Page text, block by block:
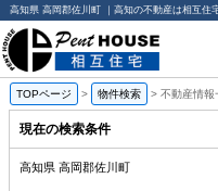
高知県 高岡郡佐川町 ｜高知の不動産は相互住
TOPページ > 物件検索 > 不動産情報
現在の検索条件
高知県 高岡郡佐川町